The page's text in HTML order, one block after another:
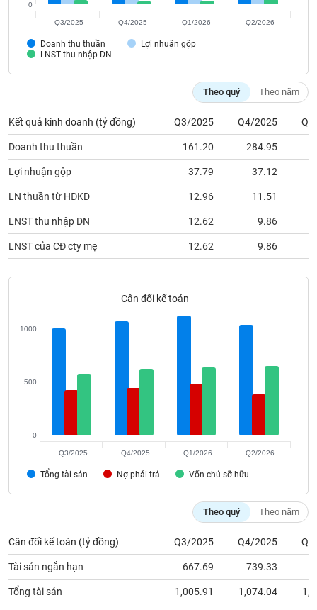
Doanh thu thuần
Lợi nhuận gộp
LNST thu nhập DN
0
Q3/2025 Q4/2025 Q1/2026 Q2/2026
Theo quý Theo năm
Kết quả kinh doanh (tỷ đồng) Q3/2025 Q4/2025
Doanh thu thuần 161.20 284.95
Lợi nhuận gộp 37.79 37.12
LN thuần từ HĐKD 12.96 11.51
LNST thu nhập DN 12.62 9.86
LNST của CĐ cty mẹ 12.62 9.86
Cân đối kế toán
Tổng tài sản Nợ phải trả Vốn chủ sỡ hữu
0
500
1000
Q3/2025 Q4/2025 Q1/2026 Q2/2026
Theo quý Theo năm
Cân đối kế toán (tỷ đồng) Q3/2025 Q4/2025
Tài sản ngắn hạn 667.69 739.33
Tổng tài sản 1,005.91 1,074.04
phân
Thuật
Dịch
vụ
(-)
Đào
tạo
Công
chính